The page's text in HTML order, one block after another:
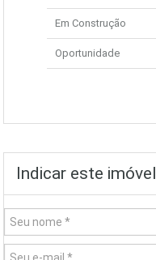
Em Construção
Oportunidade
Indicar este imóvel